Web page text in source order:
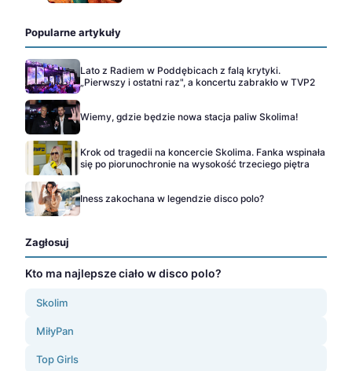
Popularne artykuły
Lato z Radiem w Poddębicach z falą krytyki.
„Pierwszy i ostatni raz", a koncertu zabrakło w TVP2
Wiemy, gdzie będzie nowa stacja paliw Skolima!
Krok od tragedii na koncercie Skolima. Fanka wspinała
się po piorunochronie na wysokość trzeciego piętra
Iness zakochana w legendzie disco polo?
Zagłosuj
Kto ma najlepsze ciało w disco polo?
Skolim
MiłyPan
Top Girls